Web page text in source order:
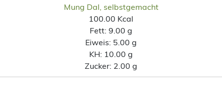
Mung Dal, selbstgemacht
100.00 Kcal
Fett: 9.00 g
Eiweis: 5.00 g
KH: 10.00 g
Zucker: 2.00 g